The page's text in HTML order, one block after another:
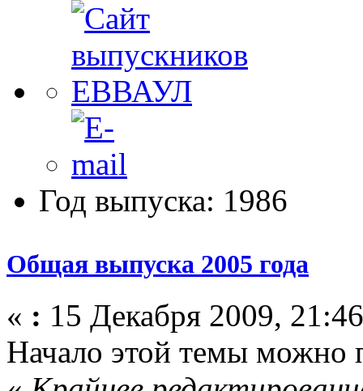
Год выпуска: 1986
Общая выпуска 2005 года
« : 15 Декабря 2009,
Начало этой темы можно